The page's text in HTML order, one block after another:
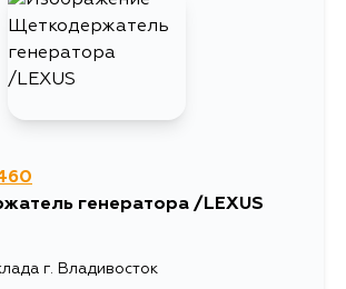
1781
генератора /LEXUS
г. Владивосток